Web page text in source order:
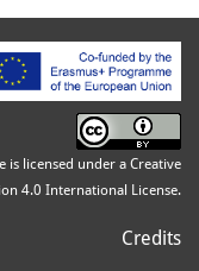
is licensed under a Creative
4.0 International License.
Credits